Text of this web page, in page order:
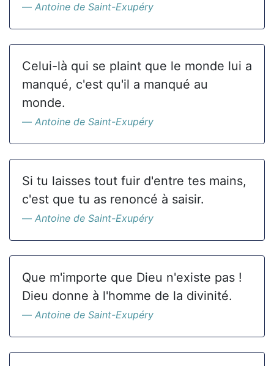
Antoine de Saint-Exupéry
Celui-là qui se plaint que le monde lui a
manqué, c'est qu'il a manqué au
monde.
Antoine de Saint-Exupéry
Si tu laisses tout fuir d'entre tes mains,
c'est que tu as renoncé à saisir.
Antoine de Saint-Exupéry
Que m'importe que Dieu n'existe pas !
Dieu donne à l'homme de la divinité.
Antoine de Saint-Exupéry